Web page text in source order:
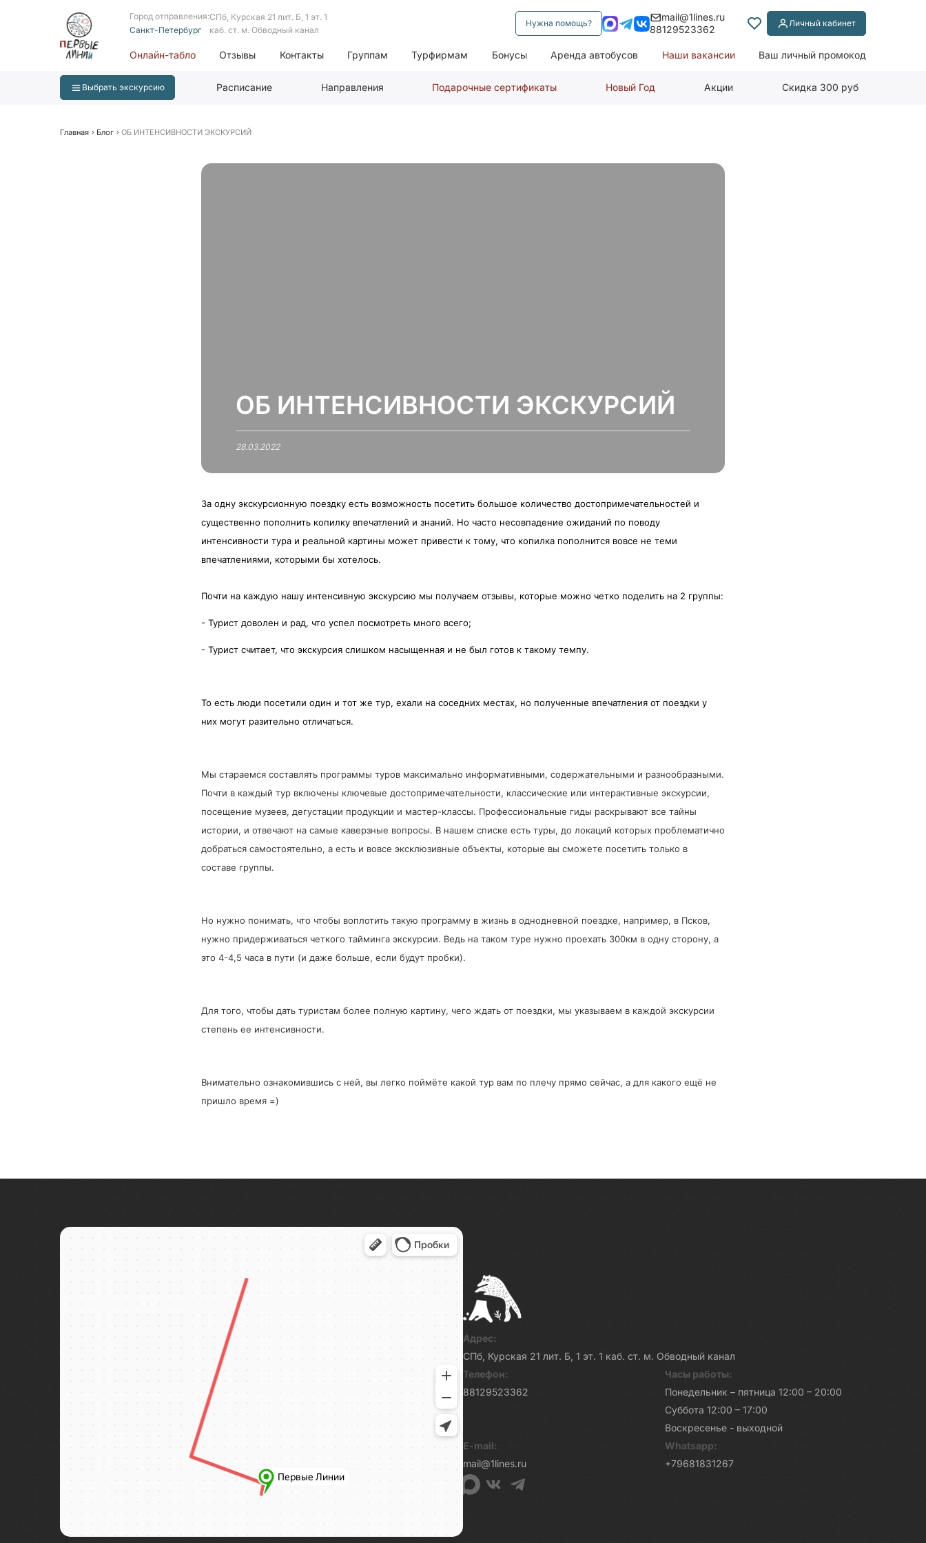
Город отправления:
Санкт-Петербург
СПб, Курская 21 лит. Б, 1 эт. 1
каб. ст. м. Обводный канал
Нужна помощь?
mail@1lines.ru
88129523362
Личный кабинет
Онлайн-табло Отзывы Контакты Группам Турфирмам Бонусы Аренда автобусов Наши вакансии Ваш личный промокод
Выбрать экскурсию Расписание Направления Подарочные сертификаты Новый Год Акции Скидка 300 руб
Главная Блог ОБ ИНТЕНСИВНОСТИ ЭКСКУРСИЙ
ОБ ИНТЕНСИВНОСТИ ЭКСКУРСИЙ
28.03.2022
За одну экскурсионную поездку есть возможность посетить большое количество достопримечательностей и
существенно пополнить копилку впечатлений и знаний. Но часто несовпадение ожиданий по поводу
интенсивности тура и реальной картины может привести к тому, что копилка пополнится вовсе не теми
впечатлениями, которыми бы хотелось.
Почти на каждую нашу интенсивную экскурсию мы получаем отзывы, которые можно четко поделить на 2 группы:
- Турист доволен и рад, что успел посмотреть много всего;
- Турист считает, что экскурсия слишком насыщенная и не был готов к такому темпу.
То есть люди посетили один и тот же тур, ехали на соседних местах, но полученные впечатления от поездки у
них могут разительно отличаться.
Мы стараемся составлять программы туров максимально информативными, содержательными и разнообразными.
Почти в каждый тур включены ключевые достопримечательности, классические или интерактивные экскурсии,
посещение музеев, дегустации продукции и мастер-классы. Профессиональные гиды раскрывают все тайны
истории, и отвечают на самые каверзные вопросы. В нашем списке есть туры, до локаций которых проблематично
добраться самостоятельно, а есть и вовсе эксклюзивные объекты, которые вы сможете посетить только в
составе группы.
Но нужно понимать, что чтобы воплотить такую программу в жизнь в однодневной поездке, например, в Псков,
нужно придерживаться четкого тайминга экскурсии. Ведь на таком туре нужно проехать 300км в одну сторону, а
это 4-4,5 часа в пути (и даже больше, если будут пробки).
Для того, чтобы дать туристам более полную картину, чего ждать от поездки, мы указываем в каждой экскурсии
степень ее интенсивности.
Внимательно ознакомившись с ней, вы легко поймёте какой тур вам по плечу прямо сейчас, а для какого ещё не
пришло время =)
Адрес:
СПб, Курская 21 лит. Б, 1 эт. 1 каб. ст. м. Обводный канал
Телефон:
88129523362
Часы работы:
Понедельник – пятница 12:00 – 20:00
Суббота 12:00 – 17:00
Воскресенье - выходной
E-mail:
mail@1lines.ru
Whatsapp:
+79681831267